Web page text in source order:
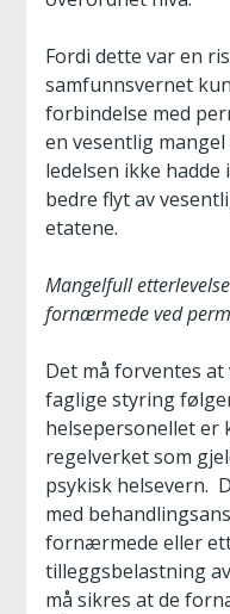
Fordi dette var en
samfunnsvernet
forbindelse med
en vesentlig
ledelsen ikke
bedre flyt av
etatene.
Mangelfull
fornærmede ved
Det må forventes
faglige styring
helsepersonellet er
regelverket som
psykisk helsevern.
med
fornærmede eller
tilleggsbelastning
må sikres at de